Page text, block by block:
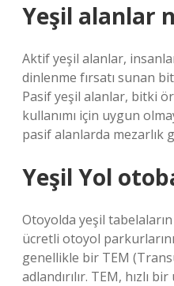
Yeşil alanlar
Aktif yeşil alanlar,
dinlenme fırsatı sunan
Pasif yeşil alanlar, bitki
kullanımı için uygun
pasif alanlarda mezarlık
Yeşil Yol
Otoyolda yeşil
ücretli otoyol
genellikle bir TEM
adlandırılır. TEM, hızlı